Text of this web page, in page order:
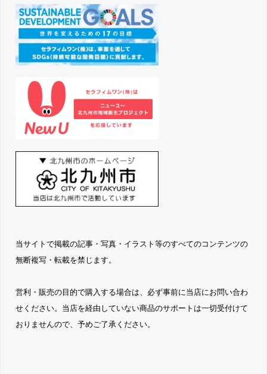
当サイトで掲載の記事・写真・イラスト等のすべてのコンテンツの
無断複写・転載を禁じます。
営利・販売の目的で購入する場合は、必ず事前に当店にお問い合わ
せください。当店を経由していない商品のサポートは一切受付けて
おりませんので、予めご了承ください。